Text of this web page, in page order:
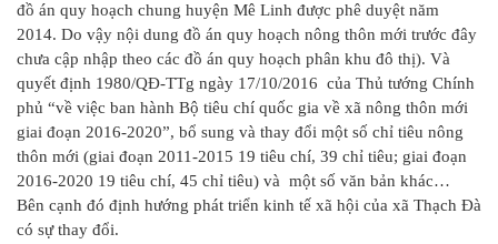
đồ án quy hoạch chung huyện Mê Linh được phê duyệt năm
2014. Do vậy nội dung đồ án quy hoạch nông thôn mới trước đây
chưa cập nhập theo các đồ án quy hoạch phân khu đô thị). Và
quyết định 1980/QĐ-TTg ngày 17/10/2016 của Thủ tướng Chính
phủ “về việc ban hành Bộ tiêu chí quốc gia về xã nông thôn mới
giai đoạn 2016-2020”, bổ sung và thay đổi một số chỉ tiêu nông
thôn mới (giai đoạn 2011-2015 19 tiêu chí, 39 chỉ tiêu; giai đoạn
2016-2020 19 tiêu chí, 45 chỉ tiêu) và một số văn bản khác…
Bên cạnh đó định hướng phát triển kinh tế xã hội của xã Thạch Đà
có sự thay đổi.